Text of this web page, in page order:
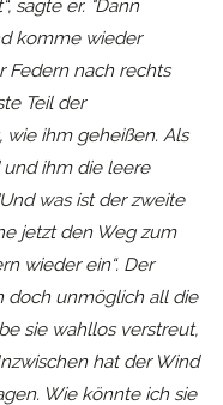
sagte er. "Dann
komme wieder
Federn nach rechts
Teil der
wie ihm geheißen. Als
ihm die leere
was ist der zweite
jetzt den Weg zum
wieder ein“. Der
doch unmöglich all die
sie wahllos verstreut,
hat der Wind
Wie könnte ich sie